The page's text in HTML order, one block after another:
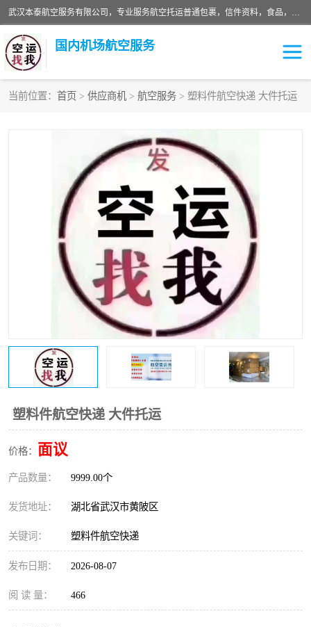
武汉本泰航空服务有限公司，专业服务航空托运普通包裹，信件资料，食品，服装，快消品等运输的专线空运，完善的网络服务确保为客户提供准确、*、安全的“门对门”服务，本着“诚信为本、精诚合作”的服务宗旨.“以安全运输为保障，以运价合理要求市场”的经营理念。武汉机场货运、武汉航空物流、武汉空运、武汉天河国际机场东方、南方、国际航空、机场空运业务覆盖国内二三线机场城市，如：武汉-敦煌、武汉-柳州等
国内机场航空服务
当前位置： 首页 > 供应商机 > 航空服务 > 塑料件航空快递 大件托运
塑料件航空快递 大件托运
价格： 面议
产品数量： 9999.00个
发货地址： 湖北省武汉市黄陂区
关键词： 塑料件航空快递
发布日期： 2026-08-07
阅 读 量： 466